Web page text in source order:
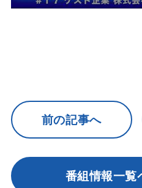
前の記事へ
番組情報一覧